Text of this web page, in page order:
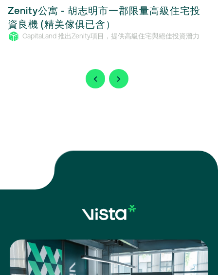
Zenity公寓 - 胡志明市一郡限量高級住宅投
資良機 (精美傢俱已含）
CapitaLand 推出Zenity項目，提供高級住宅與絕佳投資潛力